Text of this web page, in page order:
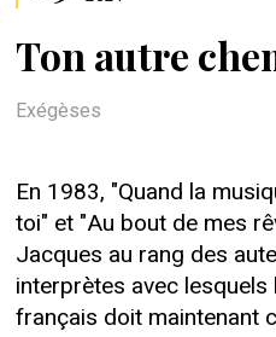
Ton autre
Exégèses
En 1983, "Quand la
toi" et "Au bout de mes
Jacques au rang des
interprètes avec
français doit maintenant